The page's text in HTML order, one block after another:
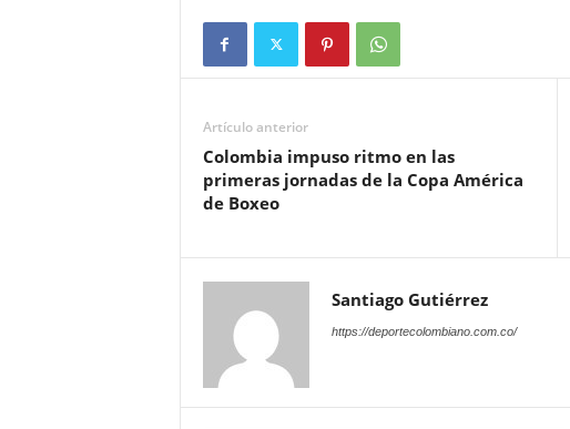
Artículo anterior
Colombia impuso ritmo en las
primeras jornadas de la Copa América
de Boxeo
Santiago Gutiérrez
https://deportecolombiano.com.co/